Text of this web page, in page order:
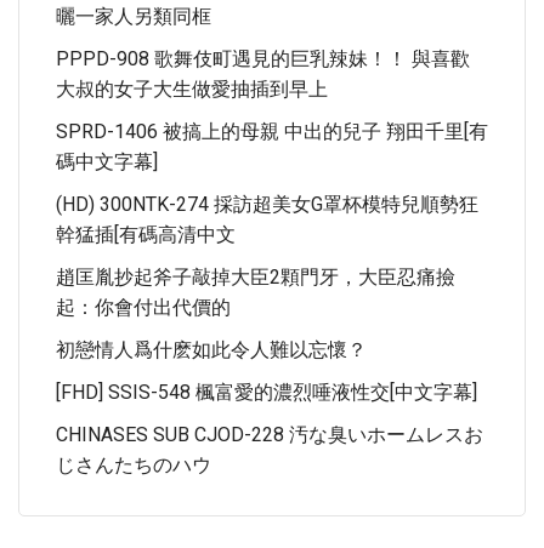
曬一家人另類同框
PPPD-908 歌舞伎町遇見的巨乳辣妹！！ 與喜歡
大叔的女子大生做愛抽插到早上
SPRD-1406 被搞上的母親 中出的兒子 翔田千里[有
碼中文字幕]
(HD) 300NTK-274 採訪超美女G罩杯模特兒順勢狂
幹猛插[有碼高清中文
趙匡胤抄起斧子敲掉大臣2顆門牙，大臣忍痛撿
起：你會付出代價的
初戀情人爲什麽如此令人難以忘懷？
[FHD] SSIS-548 楓富愛的濃烈唾液性交[中文字幕]
CHINASES SUB CJOD-228 汚な臭いホームレスお
じさんたちのハウ